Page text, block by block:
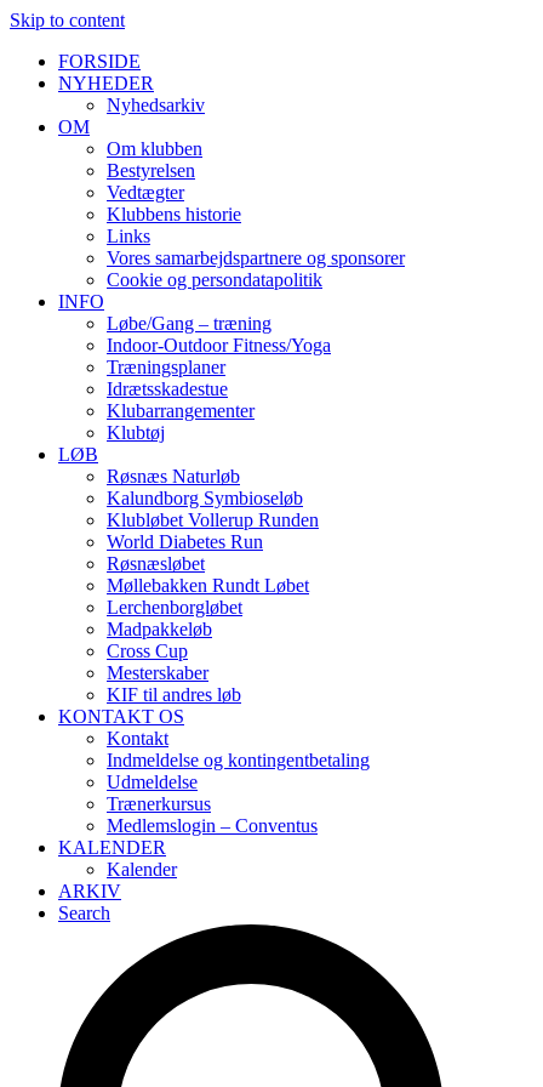
Skip to content
FORSIDE
NYHEDER
Nyhedsarkiv
OM
Om klubben
Bestyrelsen
Vedtægter
Klubbens historie
Links
Vores samarbejdspartnere og sponsorer
Cookie og persondatapolitik
INFO
Løbe/Gang – træning
Indoor-Outdoor Fitness/Yoga
Træningsplaner
Idrætsskadestue
Klubarrangementer
Klubtøj
LØB
Røsnæs Naturløb
Kalundborg Symbioseløb
Klubløbet Vollerup Runden
World Diabetes Run
Røsnæsløbet
Møllebakken Rundt Løbet
Lerchenborgløbet
Madpakkeløb
Cross Cup
Mesterskaber
KIF til andres løb
KONTAKT OS
Kontakt
Indmeldelse og kontingentbetaling
Udmeldelse
Trænerkursus
Medlemslogin – Conventus
KALENDER
Kalender
ARKIV
Search